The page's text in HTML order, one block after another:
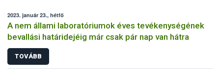
2023. január 23., hétfő
A nem állami laboratóriumok éves tevékenységének
bevallási határidejéig már csak pár nap van hátra
TOVÁBB